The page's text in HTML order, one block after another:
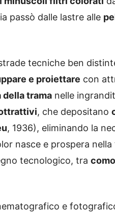
passò dalle lastre alle
tecniche ben
e proiettare con
trama nelle
, che depositano
, 1936), eliminando la
nasce e prospera
tecnologico, tra
e